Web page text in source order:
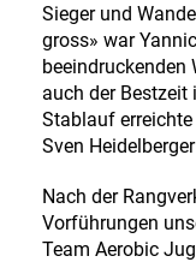
Sieger und
gross» war
beeindruckenden
auch der
Stablauf
Sven
Nach der
Vorführungen
Team Aerobic